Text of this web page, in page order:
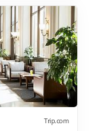
möjlighet
någon av
om resan
Trip.com